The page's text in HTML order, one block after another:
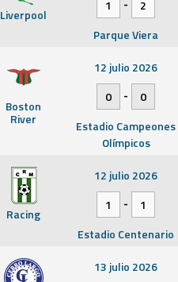
Liverpool
1
2
Parque Viera
Boston
River
12 julio 2026
0
-
0
Estadio Campeones
Olímpicos
Racing
12 julio 2026
1
-
1
Estadio Centenario
13 julio 2026